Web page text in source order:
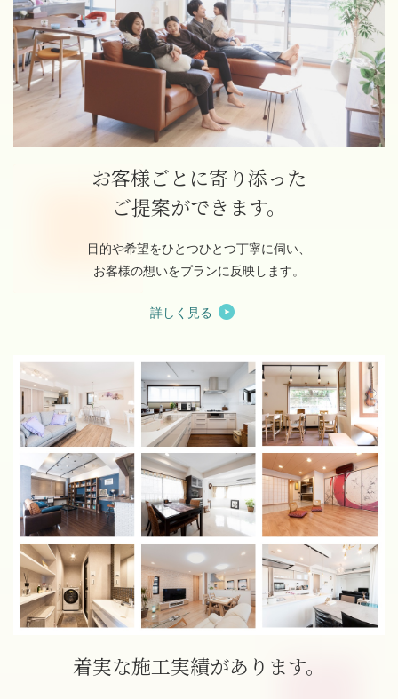
お客様ごとに寄り添った
ご提案ができます。
目的や希望をひとつひとつ丁寧に伺い、
お客様の想いをプランに反映します。
詳しく見る
着実な施工実績があります。